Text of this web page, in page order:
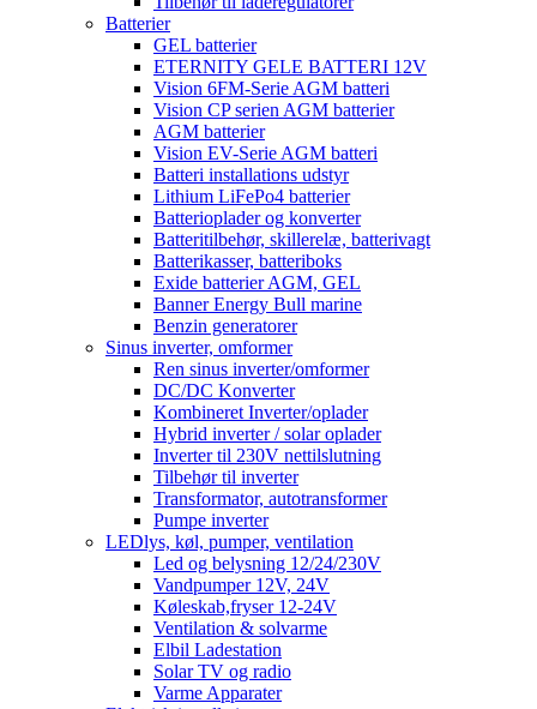
Batterier
GEL batterier
ETERNITY GELE BATTERI 12V
Vision 6FM-Serie AGM batteri
Vision CP serien AGM batterier
AGM batterier
Vision EV-Serie AGM batteri
Batteri installations udstyr
Lithium LiFePo4 batterier
Batterioplader og konverter
Batteritilbehør, skillerelæ, batterivagt
Batterikasser, batteriboks
Exide batterier AGM, GEL
Banner Energy Bull marine
Benzin generatorer
Sinus inverter, omformer
Ren sinus inverter/omformer
DC/DC Konverter
Kombineret Inverter/oplader
Hybrid inverter / solar oplader
Inverter til 230V nettilslutning
Tilbehør til inverter
Transformator, autotransformer
Pumpe inverter
LEDlys, køl, pumper, ventilation
Led og belysning 12/24/230V
Vandpumper 12V, 24V
Køleskab,fryser 12-24V
Ventilation & solvarme
Elbil Ladestation
Solar TV og radio
Varme Apparater